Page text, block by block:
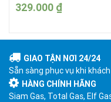
329.000 ₫
GIAO TẬN NƠI 24/24
Sẵn sàng phục vụ khi
HÀNG CHÍNH HÃNG
Siam Gas, Total Gas, Elf